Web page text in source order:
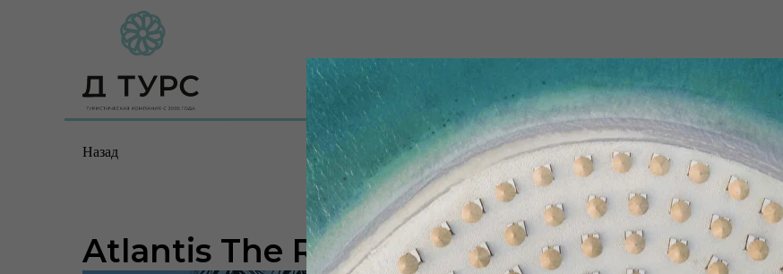
ПОДБОР ТУРА РЕКОМЕНДУЕМ ТРЕВЕЛ-БЛОГ
Назад
Atlantis The Royal Dubai 5 Deluxe